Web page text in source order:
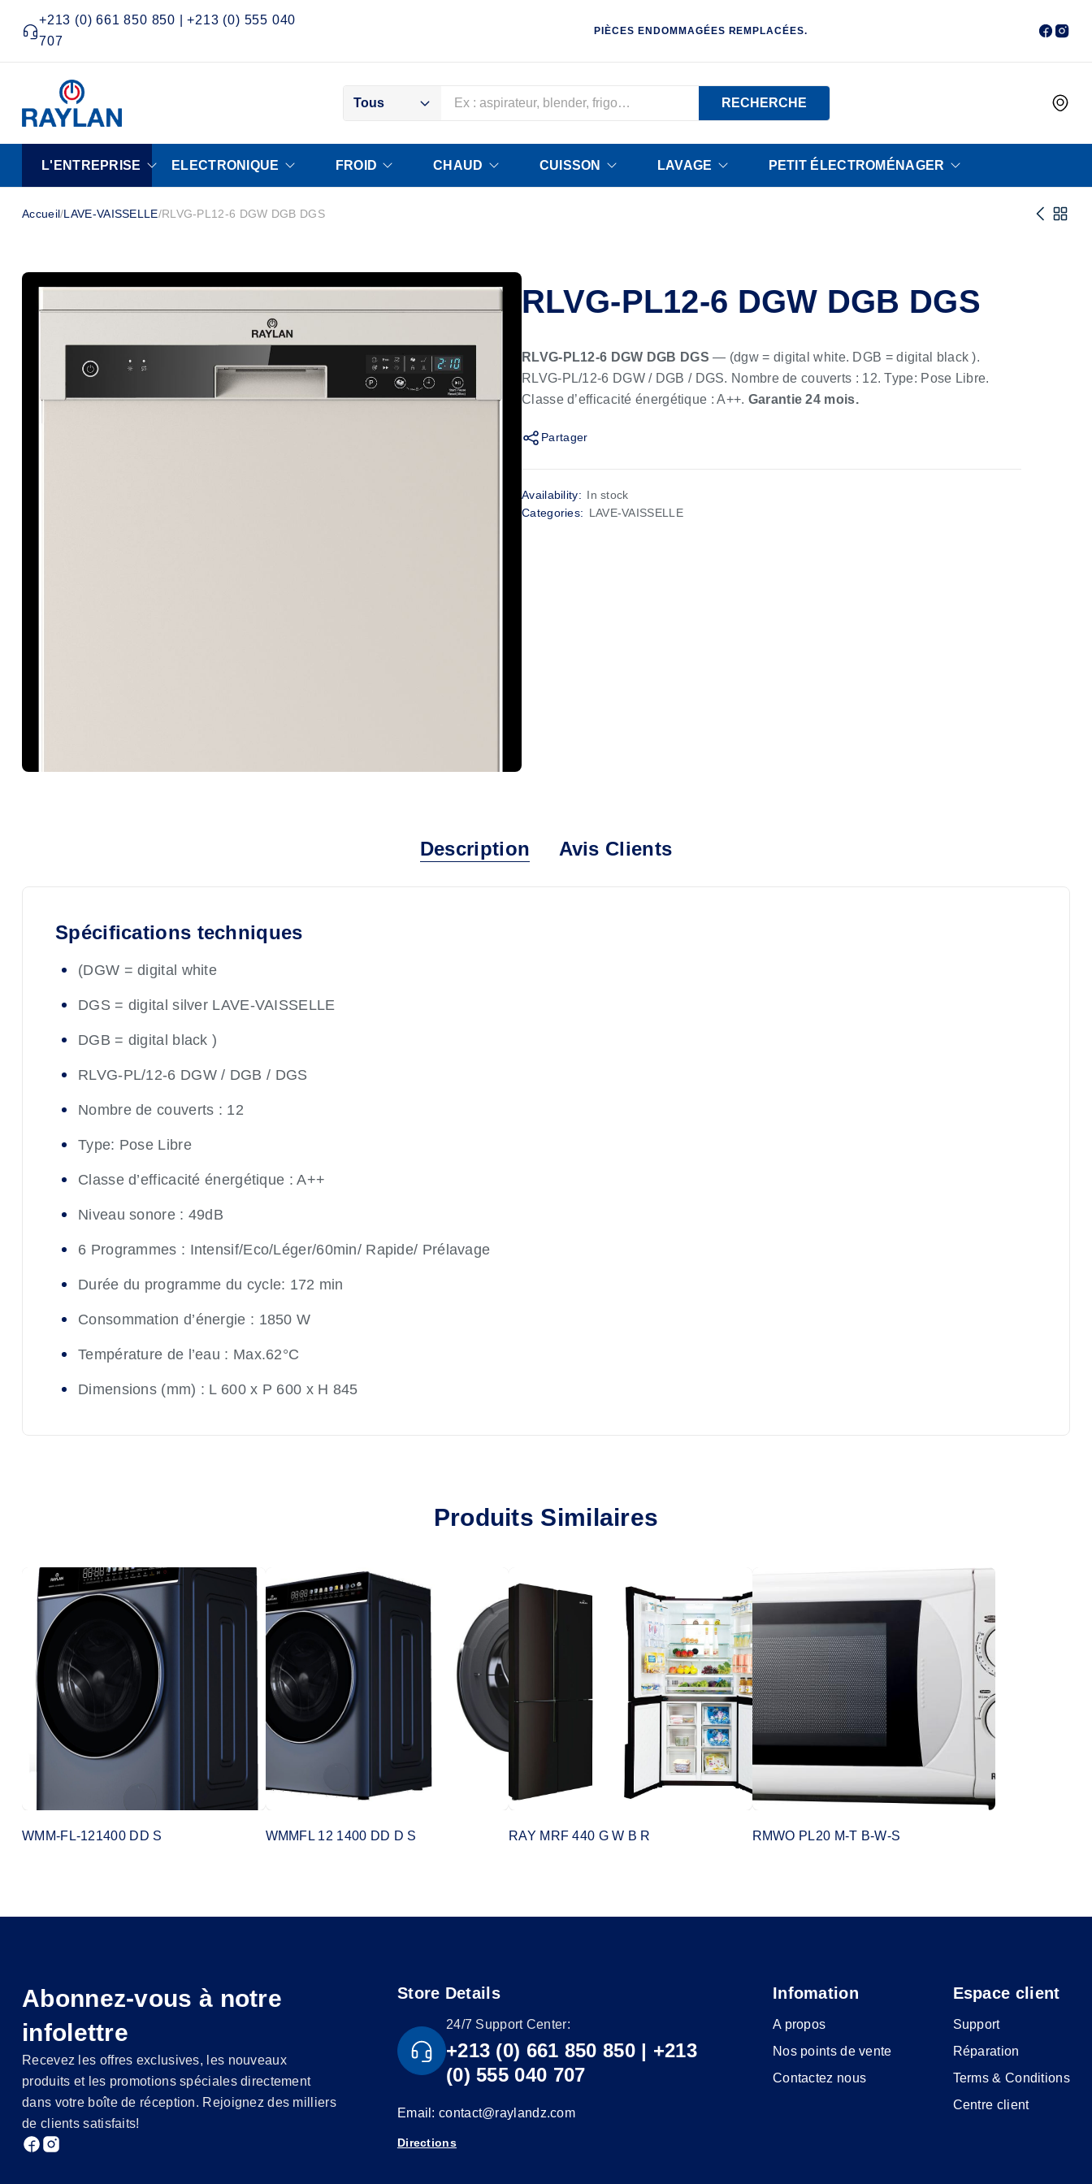
+213 (0) 661 850 850 | +213 (0) 555 040
707
PIÈCES ENDOMMAGÉES REMPLACÉES.
Tous RECHERCHE
L'ENTREPRISE ELECTRONIQUE FROID CHAUD CUISSON LAVAGE PETIT ÉLECTROMÉNAGER
Accueil/LAVE-VAISSELLE/ RLVG-PL12-6 DGW DGB DGS
RLVG-PL12-6 DGW DGB DGS
RLVG-PL12-6 DGW DGB DGS — (dgw = digital white. DGB = digital black ).
RLVG-PL/12-6 DGW / DGB / DGS. Nombre de couverts : 12. Type: Pose Libre.
Classe d’efficacité énergétique : A++. Garantie 24 mois.
Partager
Availability: In stock
Categories: LAVE-VAISSELLE
Description Avis Clients
Spécifications techniques
(DGW = digital white
DGS = digital silver LAVE-VAISSELLE
DGB = digital black )
RLVG-PL/12-6 DGW / DGB / DGS
Nombre de couverts : 12
Type: Pose Libre
Classe d’efficacité énergétique : A++
Niveau sonore : 49dB
6 Programmes : Intensif/Eco/Léger/60min/ Rapide/ Prélavage
Durée du programme du cycle: 172 min
Consommation d’énergie : 1850 W
Température de l’eau : Max.62°C
Dimensions (mm) : L 600 x P 600 x H 845
Produits Similaires
WMM-FL-121400 DD S WMMFL 12 1400 DD D S RAY MRF 440 G W B R RMWO PL20 M-T B-W-S
Abonnez-vous à notre
infolettre
Recevez les offres exclusives, les nouveaux
produits et les promotions spéciales directement
dans votre boîte de réception. Rejoignez des milliers
de clients satisfaits!
Store Details
24/7 Support Center:
+213 (0) 661 850 850 | +213
(0) 555 040 707
Email: contact@raylandz.com
Directions
Infomation
A propos
Nos points de vente
Contactez nous
Espace client
Support
Réparation
Terms & Conditions
Centre client